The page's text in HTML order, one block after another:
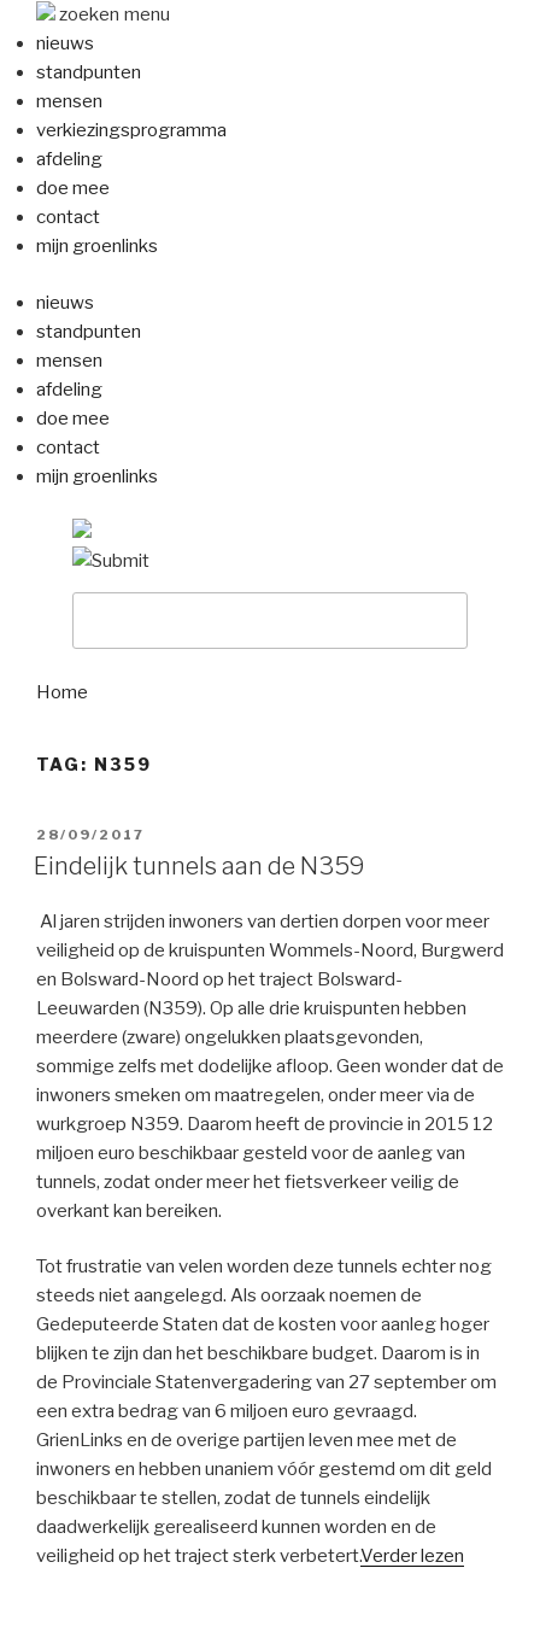
Naar
de
inhoud
springen
zoeken menu
nieuws
standpunten
mensen
verkiezingsprogramma
afdeling
doe mee
contact
mijn groenlinks
nieuws
standpunten
mensen
afdeling
doe mee
contact
mijn groenlinks
Home
TAG: N359
GEPLAATST
OP
28/09/2017
Eindelijk tunnels aan de N359
Al jaren strijden inwoners van dertien dorpen voor meer
veiligheid op de kruispunten Wommels-Noord, Burgwerd
en Bolsward-Noord op het traject Bolsward-
Leeuwarden (N359). Op alle drie kruispunten hebben
meerdere (zware) ongelukken plaatsgevonden,
sommige zelfs met dodelijke afloop. Geen wonder dat de
inwoners smeken om maatregelen, onder meer via de
wurkgroep N359. Daarom heeft de provincie in 2015 12
miljoen euro beschikbaar gesteld voor de aanleg van
tunnels, zodat onder meer het fietsverkeer veilig de
overkant kan bereiken.
Tot frustratie van velen worden deze tunnels echter nog
steeds niet aangelegd. Als oorzaak noemen de
Gedeputeerde Staten dat de kosten voor aanleg hoger
blijken te zijn dan het beschikbare budget. Daarom is in
de Provinciale Statenvergadering van 27 september om
een extra bedrag van 6 miljoen euro gevraagd.
GrienLinks en de overige partijen leven mee met de
inwoners en hebben unaniem vóór gestemd om dit geld
beschikbaar te stellen, zodat de tunnels eindelijk
daadwerkelijk gerealiseerd kunnen worden en de
veiligheid op het traject sterk verbetert.Verder lezen